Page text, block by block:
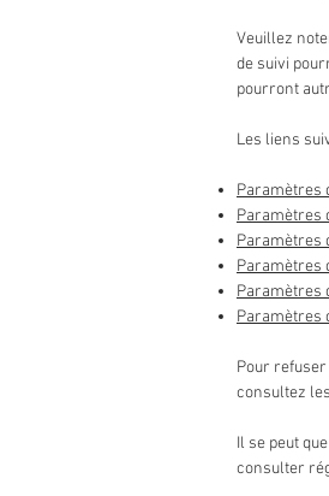
Veuillez
de suivi
pourront
Les liens
Paramètres
Paramètres
Paramètres
Paramètres
Paramètres
Paramètres
Pour
consultez
Il se peut
consulter